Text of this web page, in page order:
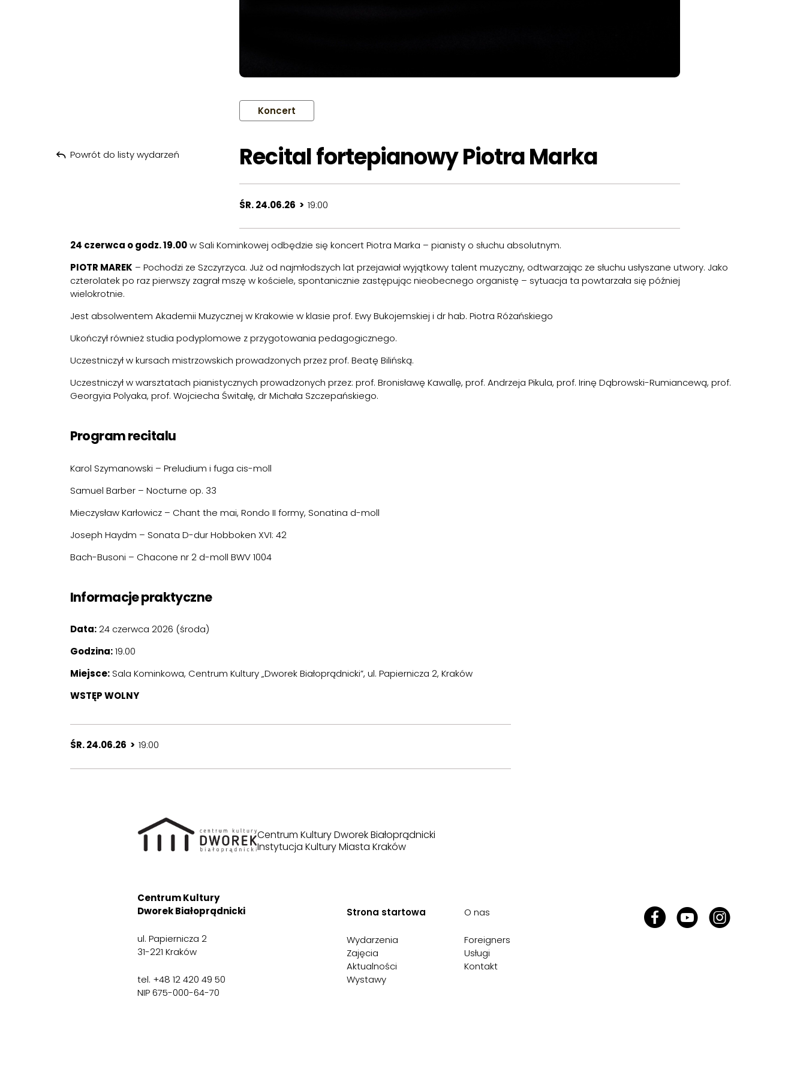
Koncert
Recital fortepianowy Piotra Marka
ŚR. 24.06.26 > 19:00
Powrót do listy wydarzeń
24 czerwca o godz. 19.00w Sali Kominkowej odbędzie się koncert Piotra Marka – pianisty o słuchu absolutnym.
PIOTR MAREK – Pochodzi ze Szczyrzyca. Już od najmłodszych lat przejawiał wyjątkowy talent muzyczny, odtwarzając ze słuchu usłyszane utwory. Jako
czterolatek po raz pierwszy zagrał mszę w kościele, spontanicznie zastępując nieobecnego organistę – sytuacja ta powtarzała się później
wielokrotnie.
Jest absolwentem Akademii Muzycznej w Krakowie w klasie prof. Ewy Bukojemskiej i dr hab. Piotra Różańskiego
Ukończył również studia podyplomowe z przygotowania pedagogicznego.
Uczestniczył w kursach mistrzowskich prowadzonych przez prof. Beatę Bilińską.
Uczestniczył w warsztatach pianistycznych prowadzonych przez: prof. Bronisławę Kawallę, prof. Andrzeja Pikula, prof. Irinę Dąbrowski-Rumiancewą, prof.
Georgyia Polyaka, prof. Wojciecha Świtałę, dr Michała Szczepańskiego.
Program recitalu
Karol Szymanowski – Preludium i fuga cis-moll
Samuel Barber – Nocturne op. 33
Mieczysław Karłowicz – Chant the mai, Rondo II formy, Sonatina d-moll
Joseph Haydm – Sonata D-dur Hobboken XVI: 42
Bach-Busoni – Chacone nr 2 d-moll BWV 1004
Informacje praktyczne
Data:24 czerwca 2026 (środa)
Godzina:19.00
Miejsce:Sala Kominkowa, Centrum Kultury „Dworek Białoprądnicki”, ul. Papiernicza 2, Kraków
WSTĘP WOLNY
ŚR. 24.06.26 > 19:00
Centrum Kultury Dworek Białoprądnicki
Instytucja Kultury Miasta Kraków
Centrum Kultury
Dworek Białoprądnicki
ul. Papiernicza 2
31-221 Kraków
tel. +48 12 420 49 50
NIP 675-000-64-70
Strona startowa
Wydarzenia
Zajęcia
Aktualności
Wystawy
O nas
Foreigners
Usługi
Kontakt